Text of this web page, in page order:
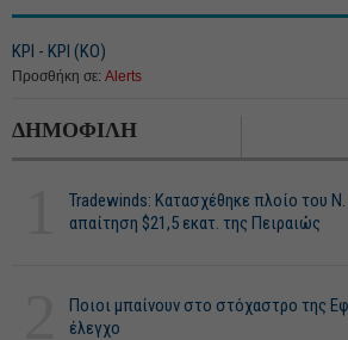
ΚΡΙ - ΚΡΙ (ΚΟ)
Προσθήκη σε: Alerts
ΔΗΜΟΦΙΛΗ
Tradewinds: Κατασχέθηκε πλοίο του Ν.
απαίτηση $21,5 εκατ. της Πειραιώς
Ποιοι μπαίνουν στο στόχαστρο της
έλεγχο